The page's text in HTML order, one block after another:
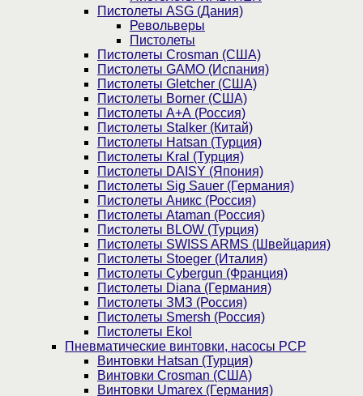
Пистолеты ASG (Дания)
Револьверы
Пистолеты
Пистолеты Crosman (США)
Пистолеты GAMO (Испания)
Пистолеты Gletcher (США)
Пистолеты Borner (США)
Пистолеты А+А (Россия)
Пистолеты Stalker (Китай)
Пистолеты Hatsan (Турция)
Пистолеты Kral (Турция)
Пистолеты DAISY (Япония)
Пистолеты Sig Sauer (Германия)
Пистолеты Аникс (Россия)
Пистолеты Ataman (Россия)
Пистолеты BLOW (Турция)
Пистолеты SWISS ARMS (Швейцария)
Пистолеты Stoeger (Италия)
Пистолеты Cybergun (Франция)
Пистолеты Diana (Германия)
Пистолеты ЗМЗ (Россия)
Пистолеты Smersh (Россия)
Пистолеты Ekol
Пневматические винтовки, насосы PCP
Винтовки Hatsan (Турция)
Винтовки Crosman (США)
Винтовки Umarex (Германия)